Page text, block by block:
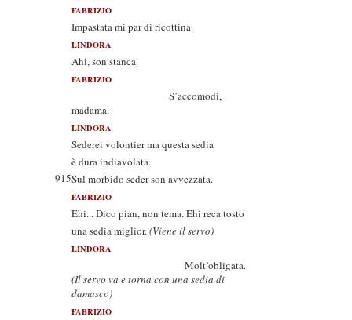
FABRIZIO
Impastata mi par di ricottina.
LINDORA
Ahi, son stanca.
FABRIZIO
S’accomodi,
madama.
LINDORA
Sederei volontier ma questa sedia
è dura indiavolata.
915Sul morbido seder son avvezzata.
FABRIZIO
Ehi... Dico pian, non tema. Ehi reca tosto
una sedia miglior.(Viene il servo)
LINDORA
Molt’obligata.
(Il servo va e torna con una sedia di
damasco)
FABRIZIO